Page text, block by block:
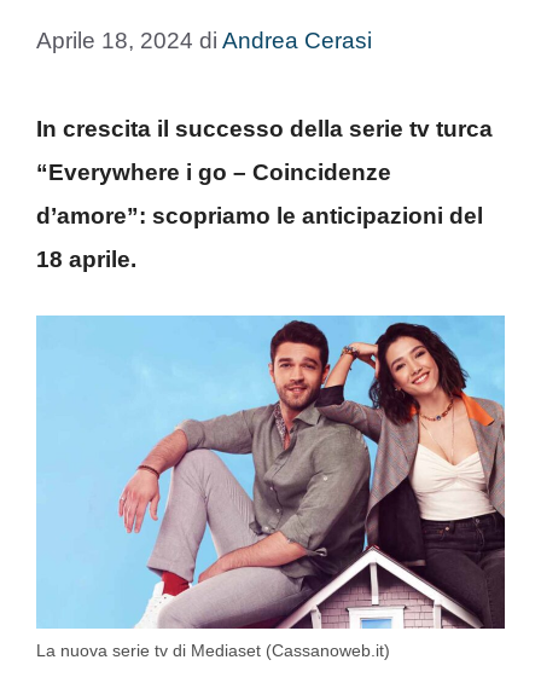
Aprile 18, 2024 di Andrea Cerasi
In crescita il successo della serie tv turca
“Everywhere i go – Coincidenze
d’amore”: scopriamo le anticipazioni del
18 aprile.
La nuova serie tv di Mediaset (Cassanoweb.it)